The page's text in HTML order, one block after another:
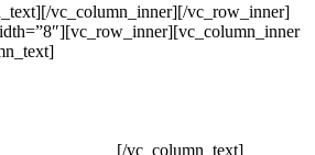
vc_column_inner][/vc_row_inner]
[/vc_column_text]